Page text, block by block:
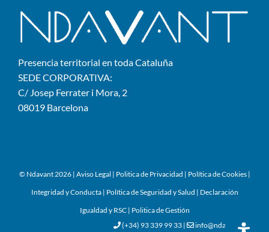
Presencia territorial en toda Cataluña
SEDE CORPORATIVA:
C/ Josep Ferrater i Mora, 2
08019 Barcelona
© Ndavant2026 | Aviso Legal | Politica de Privacidad | Política de Cookies |
Integridad y Conducta | Política de Seguridad y Salud | Declaración
Igualdad y RSC | Politica de Gestión
(+34) 93 339 99 33 | info@ndavant.cat